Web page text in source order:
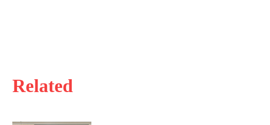
Related